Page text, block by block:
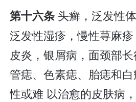
第十六条 头癣，泛发性
泛发性湿疹，慢性荨麻
皮炎，银屑病，面颈部
管痣、色素痣、胎痣和
性或难 以治愈的皮肤病